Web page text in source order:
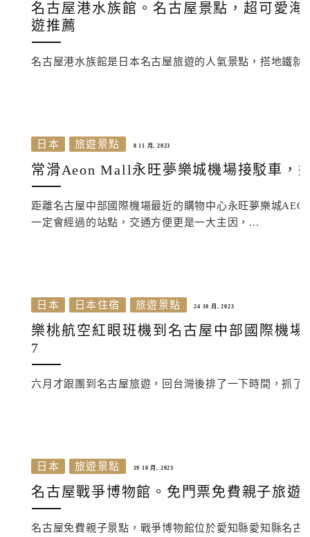
名古屋港水族館。名古屋景點，超可愛
遊推薦
名古屋港水族館是日本名古屋旅遊的人氣景點，搭地鐵
日本 旅遊景點 8 11 月, 2023
常滑Aeon Mall永旺夢樂城機場接駁車，
距離名古屋中部國際機場最近的購物中心永旺夢樂城
一定會經過的站點，交通方便更是一大主因，...
日本 日本住宿 旅遊景點 24 10 月, 2023
樂桃航空紅眼班機到名古屋中部國際機
7
六月才跟團到名古屋旅遊，回台灣後排了一下時間，抓
日本 旅遊景點 19 10 月, 2023
名古屋戰爭博物館。免門票免費親子旅遊
名古屋免費親子景點，戰爭博物館位於愛知縣愛知縣名